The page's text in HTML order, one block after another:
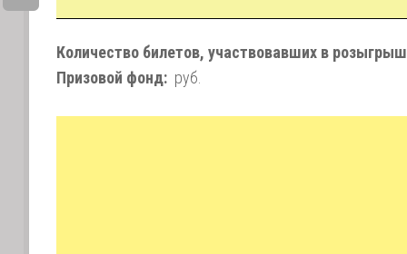
Количество билетов, участвовавших в
Призовой фонд: руб.